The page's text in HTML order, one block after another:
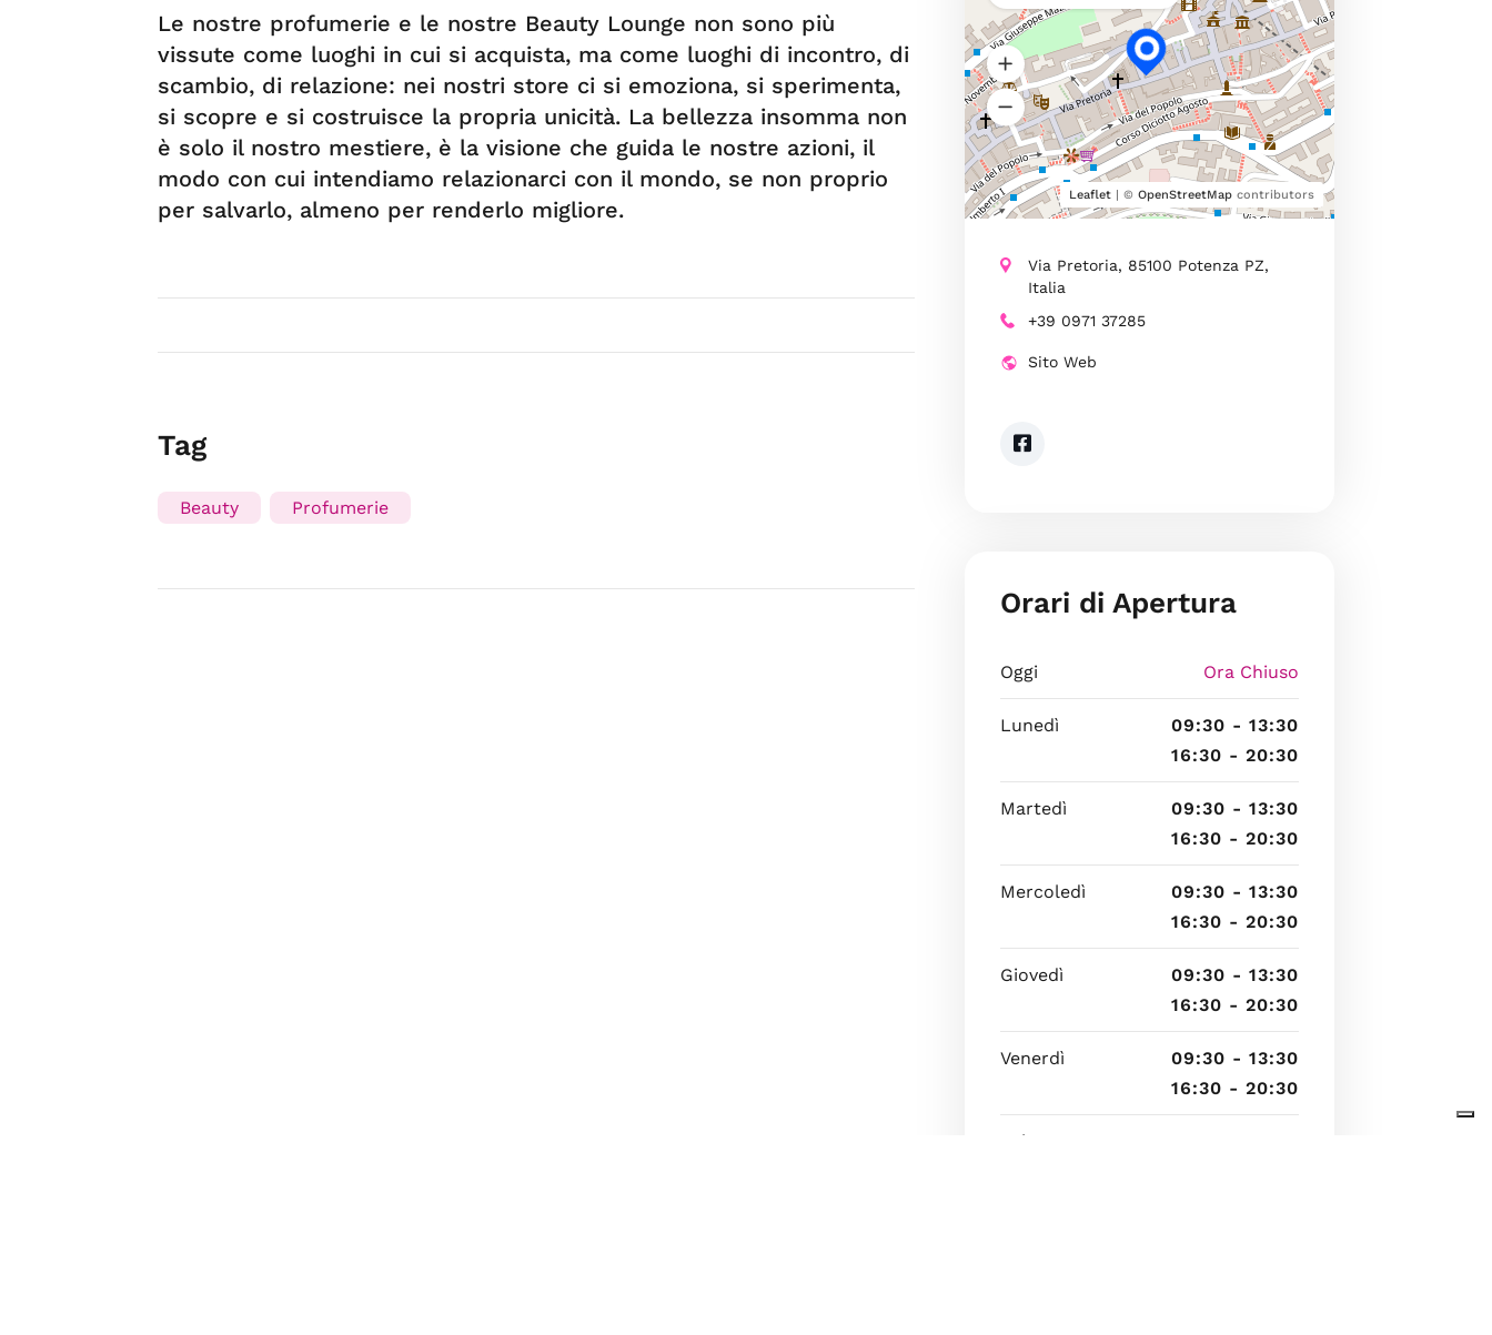
Le nostre profumerie e le nostre Beauty Lounge non sono più
vissute come luoghi in cui si acquista, ma come luoghi di incontro, di
scambio, di relazione: nei nostri store ci si emoziona, si sperimenta,
si scopre e si costruisce la propria unicità. La bellezza insomma non
è solo il nostro mestiere, è la visione che guida le nostre azioni, il
modo con cui intendiamo relazionarci con il mondo, se non proprio
per salvarlo, almeno per renderlo migliore.
Tag
Beauty Profumerie
Leaflet| © OpenStreetMapcontributors
Via Pretoria, 85100 Potenza PZ,
Italia
+39 0971 37285
Sito Web
Orari di Apertura
Oggi Ora Chiuso
Lunedì
09:30 - 13:30
16:30 - 20:30
Martedì
09:30 - 13:30
16:30 - 20:30
Mercoledì
09:30 - 13:30
16:30 - 20:30
Giovedì
09:30 - 13:30
16:30 - 20:30
Venerdì
09:30 - 13:30
16:30 - 20:30
Sabato